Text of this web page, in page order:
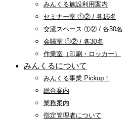
みんくる施設利用案内
セミナー室 ①② / 各16名
交流スペース ①② / 各30名
会議室 ①② / 各30名
作業室（印刷・ロッカー）
みんくるについて
みんくる事業 Pickup！
総合案内
業務案内
指定管理者について